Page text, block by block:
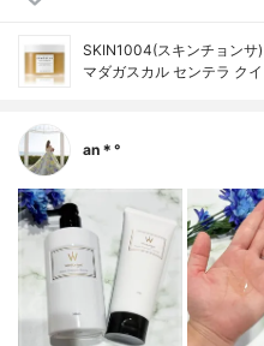
SKIN1004(スキンチョンサ)
マダガスカル センテラ ク
an＊°